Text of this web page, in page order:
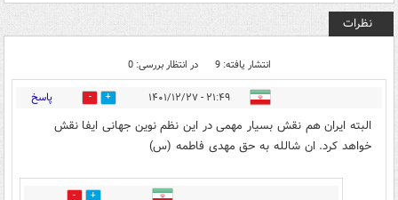
نظرات
انتشار یافته: 9 در انتظار بررسی: 0
۲۱:۴۹ - ۱۴۰۱/۱۲/۲۷ 4 پاسخ
البته ایران هم نقش بسیار مهمی در این نظم نوین جهانی ایفا نقش
خواهد کرد. ان شالله به حق مهدی فاطمه (س)
1